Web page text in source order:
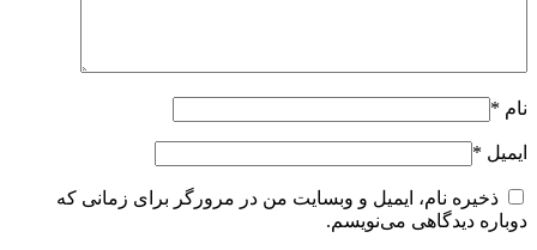
نام *
ایمیل *
ذخیره نام، ایمیل و وبسایت من در مرورگر برای زمانی که
دوباره دیدگاهی می‌نویسم.